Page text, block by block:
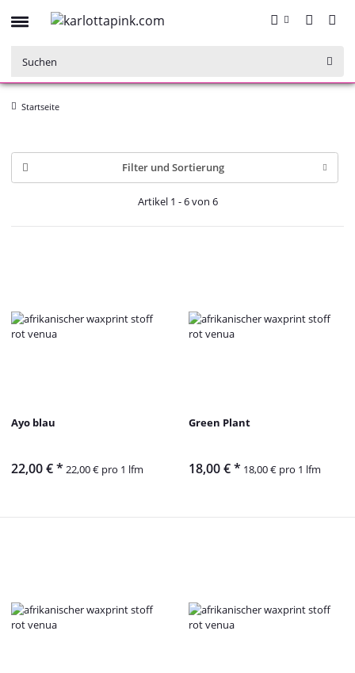
Startseite
Filter und Sortierung
Artikel 1 - 6 von 6
Ayo blau
22,00 €* 22,00 € pro 1 lfm
Green Plant
18,00 €* 18,00 € pro 1 lfm